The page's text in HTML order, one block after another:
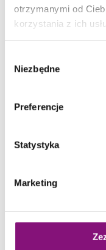
otrzymanymi od
korzystania z ich
zgody
Niezbędne
Preferencje
Statystyka
Marketing
DATA
26 czerwca - 30